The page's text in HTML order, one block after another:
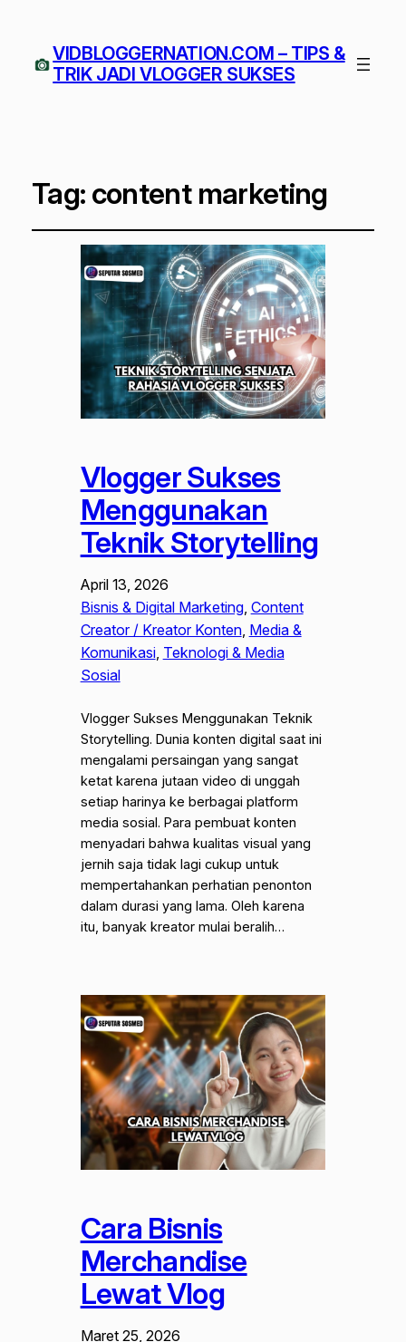
VIDBLOGGERNATION.COM – TIPS &
TRIK JADI VLOGGER SUKSES
Tag: content marketing
Vlogger Sukses
Menggunakan
Teknik Storytelling
April 13, 2026
Bisnis & Digital Marketing, Content
Creator / Kreator Konten, Media &
Komunikasi, Teknologi & Media
Sosial
Vlogger Sukses Menggunakan Teknik
Storytelling. Dunia konten digital saat ini
mengalami persaingan yang sangat
ketat karena jutaan video di unggah
setiap harinya ke berbagai platform
media sosial. Para pembuat konten
menyadari bahwa kualitas visual yang
jernih saja tidak lagi cukup untuk
mempertahankan perhatian penonton
dalam durasi yang lama. Oleh karena
itu, banyak kreator mulai beralih…
Cara Bisnis
Merchandise
Lewat Vlog
Maret 25, 2026